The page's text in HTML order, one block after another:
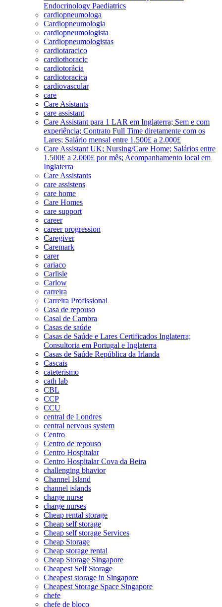
Endocrinology Paediatrics
cardiopneumologa
Cardiopneumologia
cardiopneumologista
Cardiopneumologistas
cardiotaracico
cardiothoracic
cardiotorácia
cardiotoracica
cardiovascular
care
Care Asistants
care assistant
Care Assistant para 1 LAR em Inglaterra; Sem e com
experiência; Contrato Full Time diretamente com os
Lares; Salário mensal entre 1.500£ a 2.000£
Care Assistant UK; Nursing/Care Home; Salários entre
1.500£ a 2.000£ por mês; Acompanhamento local em
Inglaterra
Care Assistants
care assistens
care home
Care Homes
care support
career
career progression
Caregiver
Caremark
carer
cariaco
Carlisle
Carlow
carreira
Carreira Profissional
Casa de repouso
Casal de Cambra
Casas de saúde
Casas de Saúde e Lares Certificados Inglaterra;
Consultoria em Portugal e Inglaterra
Casas de Saúde República da Irlanda
Cascais
cateterismo
cath lab
CBL
CCP
CCU
central de Londres
central nervous system
Centro
Centro de repouso
Centro Hospitalar
Centro Hospitalar Cova da Beira
challenging bhavior
Channel Island
channel islands
charge nurse
charge nurses
Cheap rental storage
Cheap self storage
Cheap self storage Services
Cheap Storage
Cheap storage rental
Cheap Storage Singapore
Cheapest Self Storage
Cheapest storage in Singapore
Cheapest Storage Space Singapore
chefe
chefe de bloco